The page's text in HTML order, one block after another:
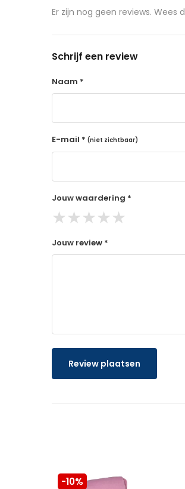
aangeschafte product terug
14 dagen retourtermijn
Binnen 14 dagen een
De terugbetaling wordt
Er zijn nog geen reviews. Wees
Schrijf een review
Naam *
E-mail * (niet zichtbaar)
Jouw waardering *
★★★★★
Jouw review *
Review plaatsen
-10%